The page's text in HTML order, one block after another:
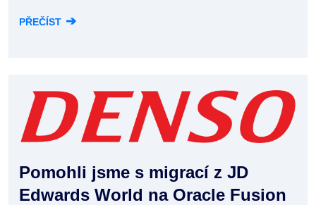
PŘEČÍST ➔
Pomohli jsme s migrací z JD
Edwards World na Oracle Fusion